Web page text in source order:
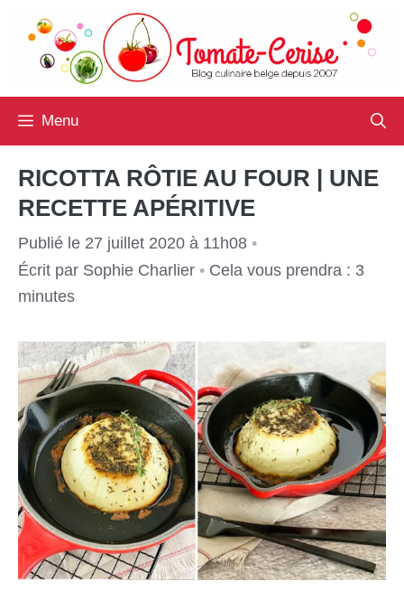
contenu
Menu
RICOTTA RÔTIE AU FOUR | UNE
RECETTE APÉRITIVE
Publié le 27 juillet 2020 à 11h08 •
Écrit par Sophie Charlier • Cela vous prendra : 3
minutes